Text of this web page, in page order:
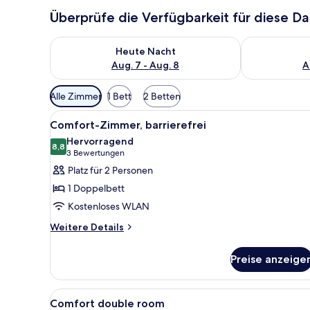
Überprüfe die Verfügbarkeit für diese
Heute Nacht
Aug. 7 - Aug. 8
Überprüfe die Verfügbarkeit für heute Nacht, Aug. 7
Überprüfe
Verfügbare
Filter
für
Zimmer
Alle Zimmer 1 Bett 2 Betten
Alle
Fotos
für
Comfort-
Zimmer,
barrierefrei
anzeigen
Ein Hotelzimmer mit zwei
5
Comfort-Zimmer, barrierefrei
8,88,8 von 10
Hervorragend
3 Bewertungen
(3
Bewertungen)
Platz für 2 Personen
1 Doppelbett
Kostenloses WLAN
Weitere Details
Weitere
Zimmer,
barrierefrei
Preise
Alle
Ein Hotelzimmer mit zwei
8
Comfort double room